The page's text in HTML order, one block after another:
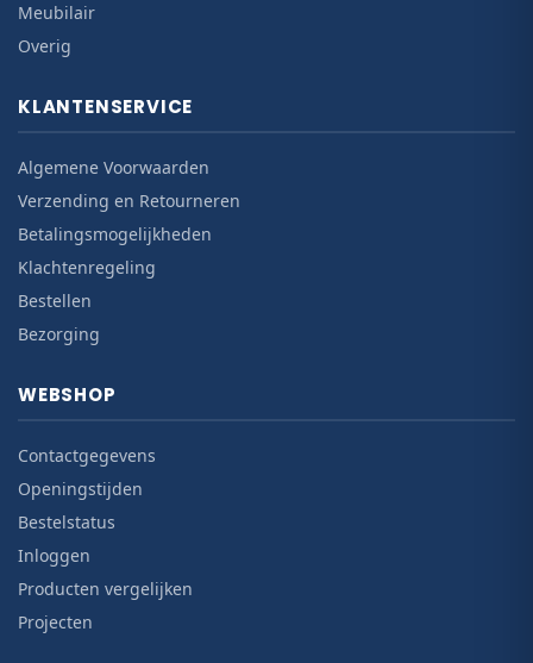
Meubilair
Overig
KLANTENSERVICE
Algemene Voorwaarden
Verzending en Retourneren
Betalingsmogelijkheden
Klachtenregeling
Bestellen
Bezorging
WEBSHOP
Contactgegevens
Openingstijden
Bestelstatus
Inloggen
Producten vergelijken
Projecten